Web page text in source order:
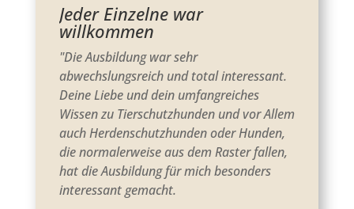
Jeder Einzelne war
willkommen
"Die Ausbildung war sehr
abwechslungsreich und total interessant.
Deine Liebe und dein umfangreiches
Wissen zu Tierschutzhunden und vor Allem
auch Herdenschutzhunden oder Hunden,
die normalerweise aus dem Raster fallen,
hat die Ausbildung für mich besonders
interessant gemacht.